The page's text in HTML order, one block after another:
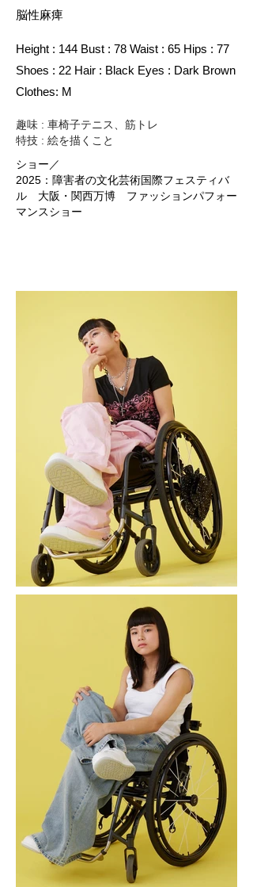
脳性麻痺
Height : 144 Bust : 78 Waist : 65 Hips : 77
Shoes : 22 Hair : Black Eyes : Dark Brown
Clothes: M
趣味 : 車椅子テニス、筋トレ
特技 : 絵を描くこと
ショー／
2025：障害者の文化芸術国際フェスティバ
ル 大阪・関西万博 ファッションパフォー
マンスショー